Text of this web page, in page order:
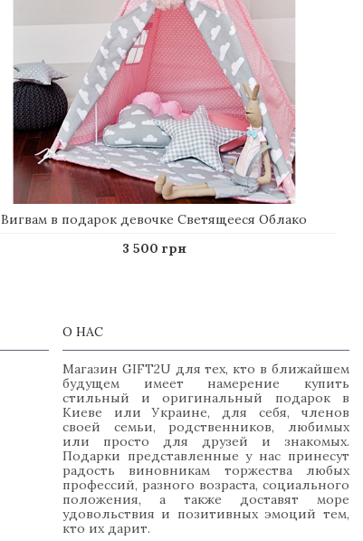
Вигвам в подарок девочке Светящееся Облако
3 500 грн
О НАС
Магазин GIFT2U для тех, кто в ближайшем
будущем имеет намерение купить
стильный и оригинальный подарок в
Киеве или Украине, для себя, членов
своей семьи, родственников, любимых
или просто для друзей и знакомых.
Подарки представленные у нас принесут
радость виновникам торжества любых
профессий, разного возраста, социального
положения, а также доставят море
удовольствия и позитивных эмоций тем,
кто их дарит.